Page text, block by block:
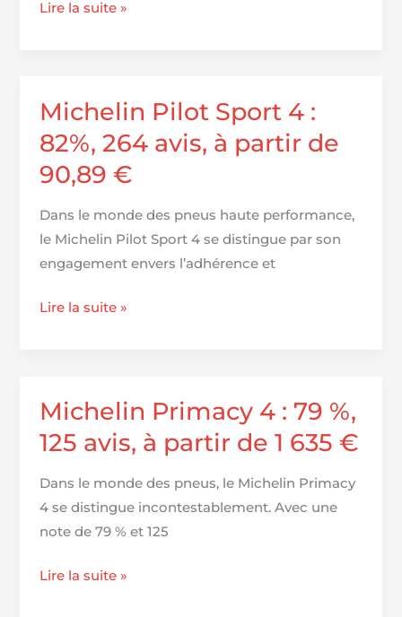
Pneu
Été
homologation
hiver
Oponeo
Lire la suite »
Michelin Pilot Sport 4 :
82%, 264 avis, à partir de
90,89 €
Dans le monde des pneus haute performance,
le Michelin Pilot Sport 4 se distingue par son
engagement envers l’adhérence et
Michelin
82%,
avis,
à
partir
€
Lire la suite »
Michelin Primacy 4 : 79 %,
125 avis, à partir de 1 635 €
Dans le monde des pneus, le Michelin Primacy
4 se distingue incontestablement. Avec une
note de 79 % et 125
Michelin
Lire la suite »